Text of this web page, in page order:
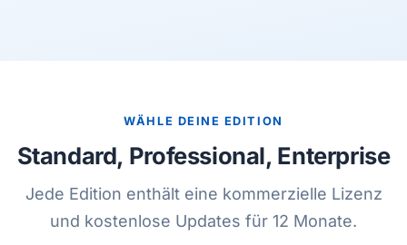
WÄHLE DEINE EDITION
Standard, Professional, Enterprise
Jede Edition enthält eine kommerzielle Lizenz
und kostenlose Updates für 12 Monate.